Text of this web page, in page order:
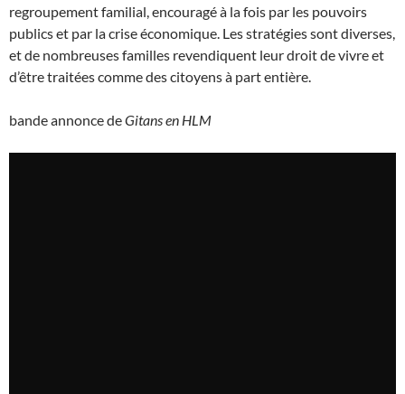
regroupement familial, encouragé à la fois par les pouvoirs
publics et par la crise économique. Les stratégies sont diverses,
et de nombreuses familles revendiquent leur droit de vivre et
d’être traitées comme des citoyens à part entière.
bande annonce deGitans en HLM